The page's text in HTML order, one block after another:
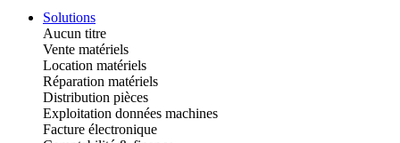
Solutions
Aucun titre
Vente matériels
Location matériels
Réparation matériels
Distribution pièces
Exploitation données machines
Facture électronique